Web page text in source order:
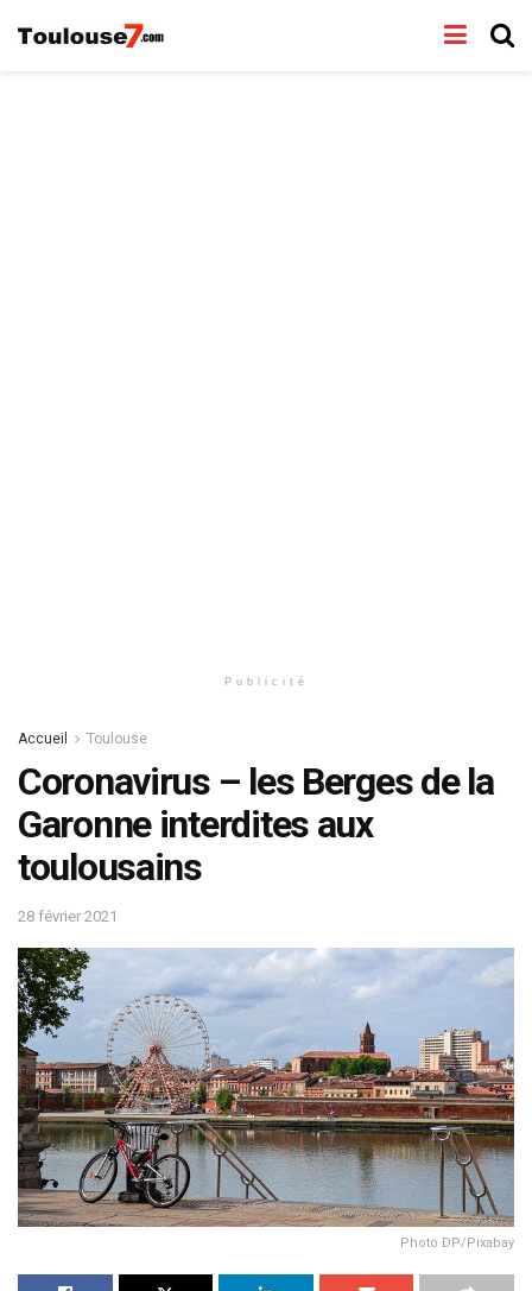
Publicité
Accueil Toulouse
Coronavirus – les Berges de la
Garonne interdites aux
toulousains
28 février 2021
Photo DP/Pixabay